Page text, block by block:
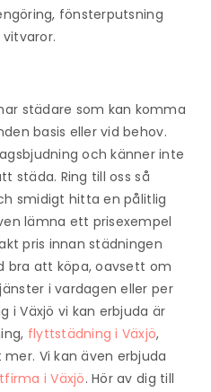
fönsterputsning
städare som kan komma
basis eller vid behov.
och känner inte
städa. Ring till oss så
smidigt hitta en pålitlig
lämna ett prisexempel
pris innan städningen
bra att köpa, oavsett om
i vardagen eller per
i Växjö vi kan erbjuda är
flyttstädning i Växjö,
Vi kan även erbjuda
i Växjö. Hör av dig till